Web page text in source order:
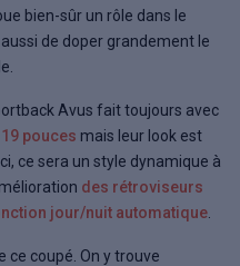
bien-sûr un rôle dans le
de doper grandement le
Avus fait toujours avec
pouces mais leur look est
ce sera un style dynamique à
des rétroviseurs
jour/nuit automatique
ce coupé. On y trouve